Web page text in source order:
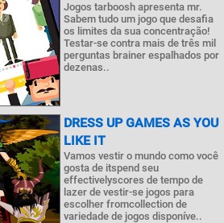
Jogos tarboosh apresenta mr.
Sabem tudo um jogo que desafia
os limites da sua concentração!
Testar-se contra mais de três mil
perguntas brainer espalhados por
dezenas..
DRESS UP GAMES AS YOU
LIKE IT
Vamos vestir o mundo como você
gosta de itspend seu
effectivelyscores de tempo de
lazer de vestir-se jogos para
escolher fromcollection de
variedade de jogos disponíve..